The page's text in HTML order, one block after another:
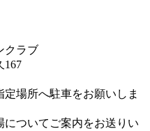
クラブ
167
場所へ駐車をお願いしま
についてご案内をお送りい